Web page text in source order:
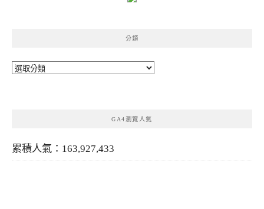
分類
分
GA4瀏覽人氣
累積人氣：163,927,433